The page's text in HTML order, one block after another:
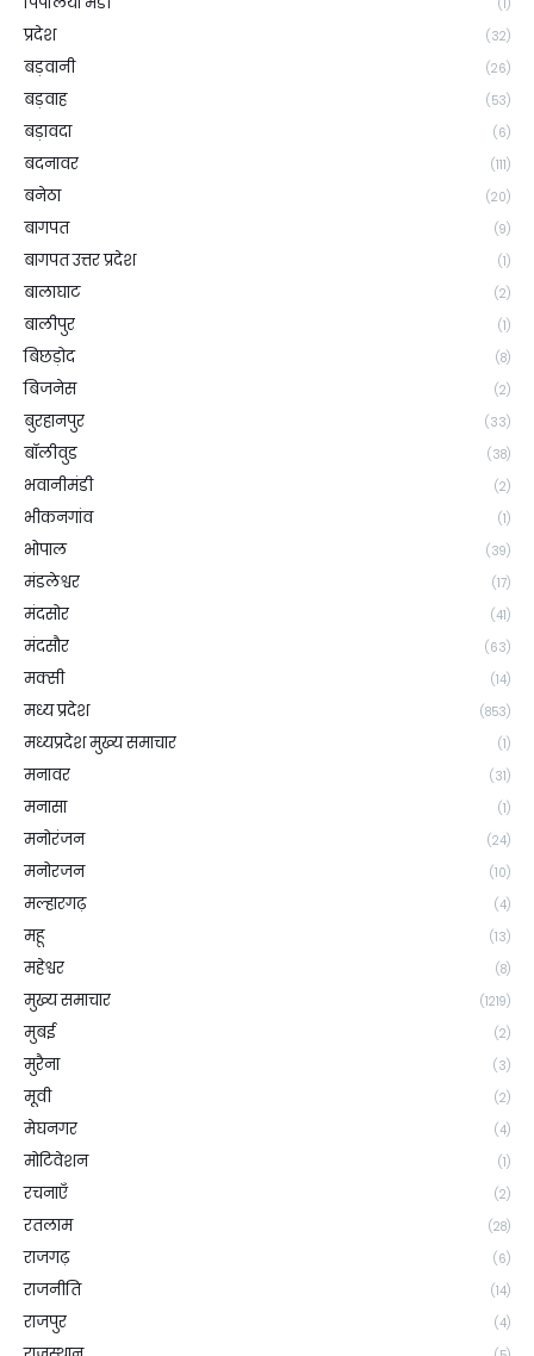
(1)
प्रदेश (32)
बड़वानी (26)
बड़वाह (53)
बड़ावदा (6)
बदनावर (111)
बनेठा (20)
बागपत (9)
बागपत उत्तर प्रदेश (1)
बालाघाट (2)
बालीपुर (1)
बिछड़ोद (8)
बिजनेस (2)
बुरहानपुर (33)
बॉलीवुड (38)
भवानीमंडी (2)
भीकनगांव (1)
भोपाल (39)
मंडलेश्वर (17)
मंदसोर (41)
मंदसौर (63)
मक्सी (14)
मध्य प्रदेश (853)
मध्यप्रदेश मुख्य समाचार (1)
मनावर (31)
मनासा (1)
मनोरंजन (24)
मनोरजन (10)
मल्हारगढ़ (4)
महू (13)
महेश्वर (8)
मुख्य समाचार (1219)
मुबई (2)
मुरैना (3)
मूवी (2)
मेघनगर (4)
मोटिवेशन (1)
रचनाएँ (2)
रतलाम (28)
राजगढ़ (6)
राजनीति (14)
राजपुर (4)